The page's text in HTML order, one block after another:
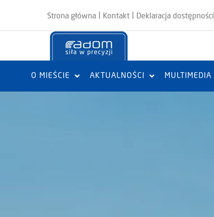
Strona główna Kontakt Deklaracja dostępności
O MIEŚCIE AKTUALNOŚCI MULTIMEDIA